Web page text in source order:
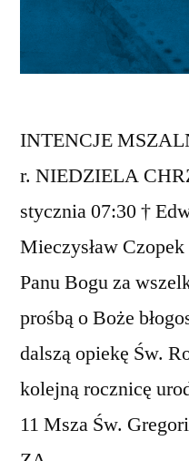
INTENCJE
r. NIEDZIELA
stycznia 07:30 †
Mieczysław
Panu Bogu za
prośbą o Boże
dalszą opiekę Św.
kolejną rocznicę
11 Msza Św.